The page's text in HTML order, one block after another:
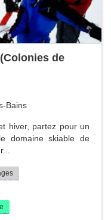
de
Bains
hiver, partez pour un
domaine skiable de